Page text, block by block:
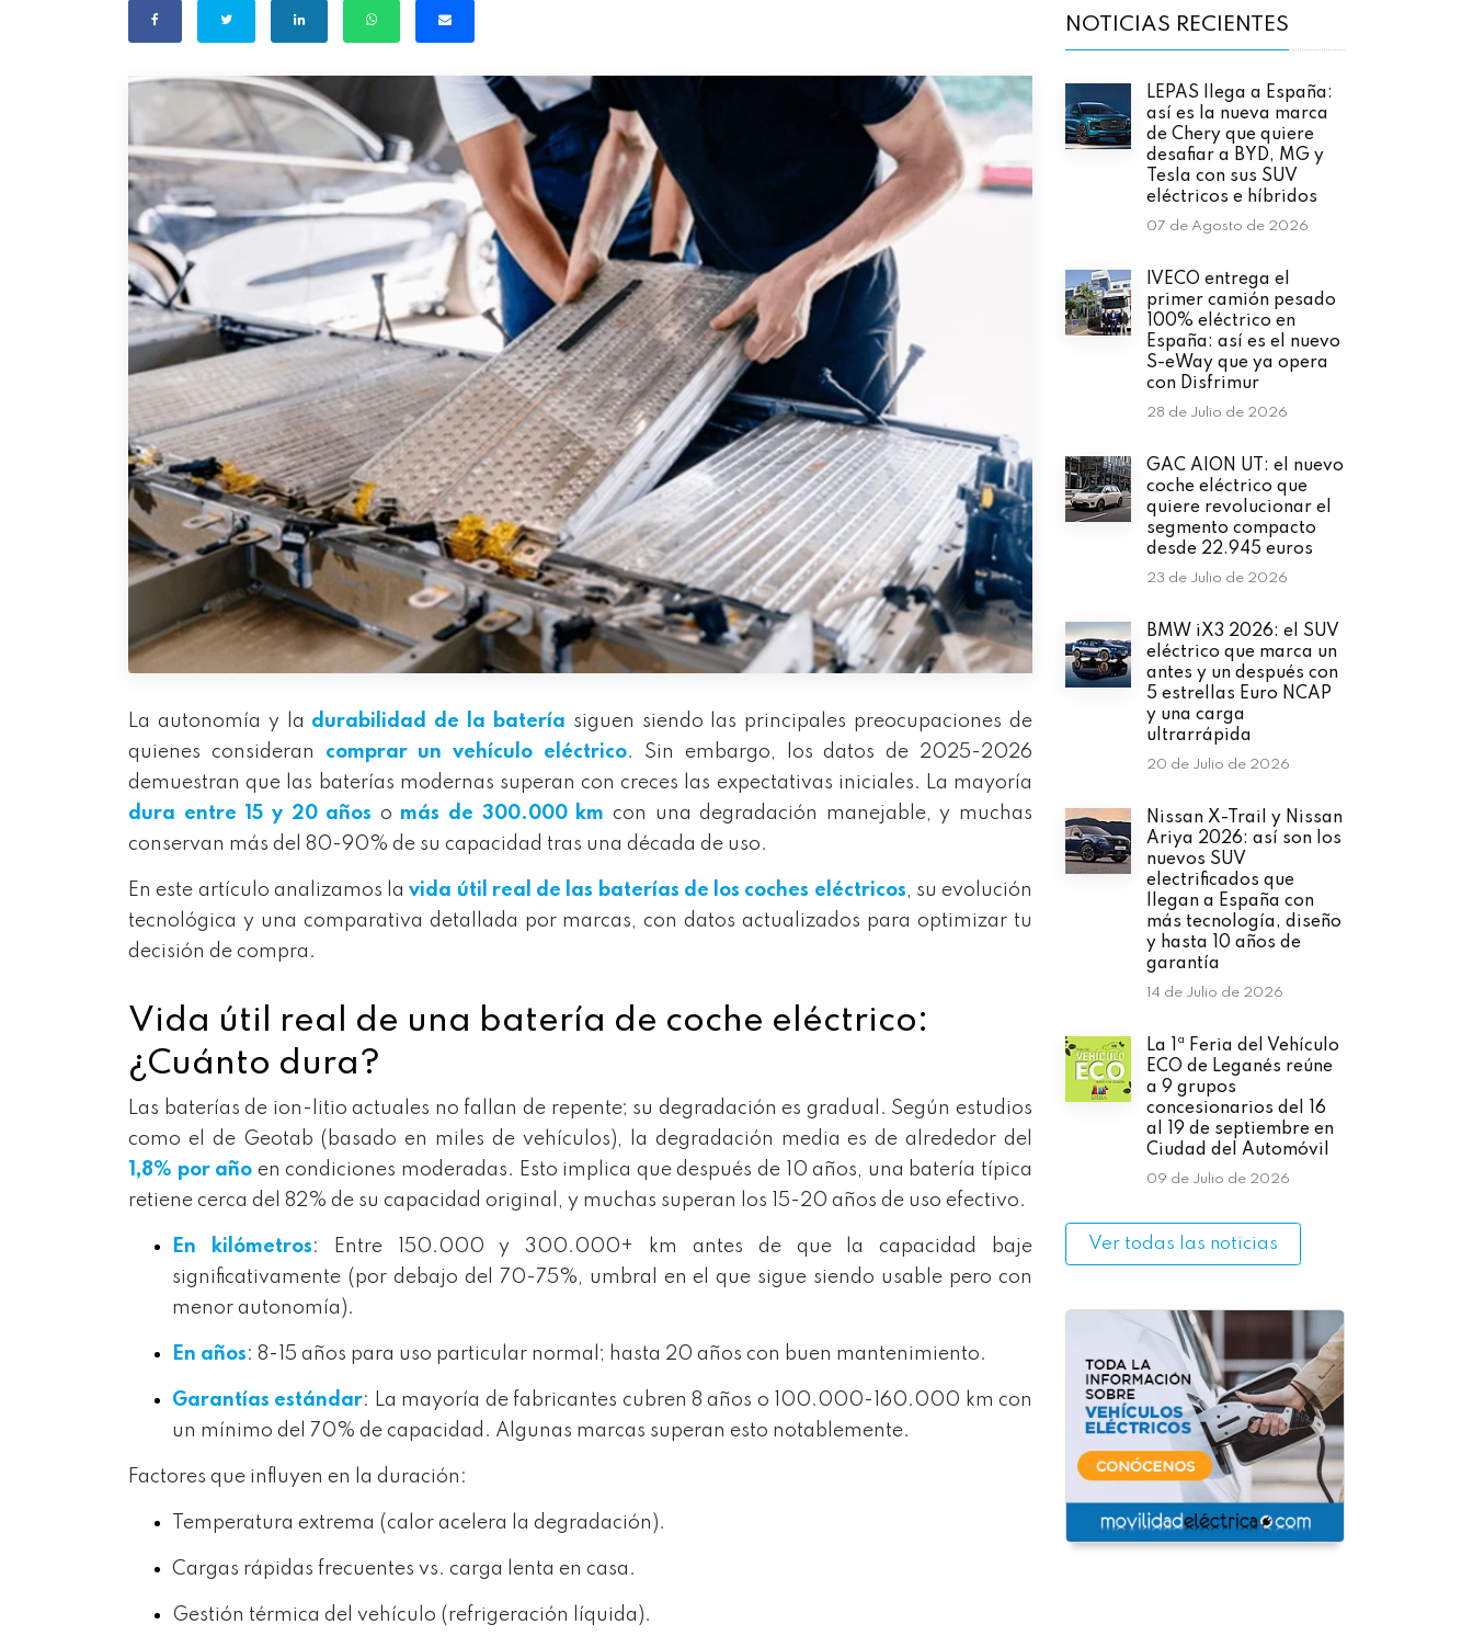
La autonomía y la durabilidad de la batería siguen siendo las principales preocupaciones de
quienes consideran comprar un vehículo eléctrico. Sin embargo, los datos de 2025-2026
demuestran que las baterías modernas superan con creces las expectativas iniciales. La mayoría
dura entre 15 y 20 años o más de 300.000 km con una degradación manejable, y muchas
conservan más del 80-90% de su capacidad tras una década de uso.
En este artículo analizamos lavida útil real de las baterías de los coches eléctricos, su evolución
tecnológica y una comparativa detallada por marcas, con datos actualizados para optimizar tu
decisión de compra.
Vida útil real de una batería de coche eléctrico:
¿Cuánto dura?
Las baterías de ion-litio actuales no fallan de repente; su degradación es gradual. Según estudios
como el de Geotab (basado en miles de vehículos), la degradación media es de alrededor del
1,8% por año en condiciones moderadas. Esto implica que después de 10 años, una batería típica
retiene cerca del 82% de su capacidad original, y muchas superan los 15-20 años de uso efectivo.
En kilómetros: Entre 150.000 y 300.000+ km antes de que la capacidad baje
significativamente (por debajo del 70-75%, umbral en el que sigue siendo usable pero con
menor autonomía).
En años: 8-15 años para uso particular normal; hasta 20 años con buen mantenimiento.
Garantías estándar: La mayoría de fabricantes cubren 8 años o 100.000-160.000 km con
un mínimo del 70% de capacidad. Algunas marcas superan esto notablemente.
Factores que influyen en la duración:
Temperatura extrema (calor acelera la degradación).
Cargas rápidas frecuentes vs. carga lenta en casa.
Gestión térmica del vehículo (refrigeración líquida).
NOTICIAS RECIENTES
LEPAS llega a España:
así es la nueva marca
de Chery que quiere
desafiar a BYD, MG y
Tesla con sus SUV
eléctricos e híbridos
07 de Agosto de 2026
IVECO entrega el
primer camión pesado
100% eléctrico en
España: así es el nuevo
S-eWay que ya opera
con Disfrimur
28 de Julio de 2026
GAC AION UT: el nuevo
coche eléctrico que
quiere revolucionar el
segmento compacto
desde 22.945 euros
23 de Julio de 2026
BMW iX3 2026: el SUV
eléctrico que marca un
antes y un después con
5 estrellas Euro NCAP
y una carga
ultrarrápida
20 de Julio de 2026
Nissan X-Trail y Nissan
Ariya 2026: así son los
nuevos SUV
electrificados que
llegan a España con
más tecnología, diseño
y hasta 10 años de
garantía
14 de Julio de 2026
La 1ª Feria del Vehículo
ECO de Leganés reúne
a 9 grupos
concesionarios del 16
al 19 de septiembre en
Ciudad del Automóvil
09 de Julio de 2026
Ver todas las noticias